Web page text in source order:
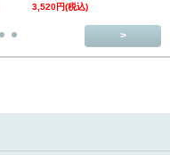
3,520円(税込)
>